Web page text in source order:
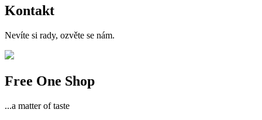
Kontakt
Nevíte si rady, ozvěte se nám.
Free One Shop
...a matter of taste